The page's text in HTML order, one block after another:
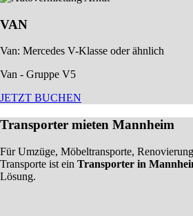
VAN
Van: Mercedes V-Klasse oder ähnlich
Van - Gruppe V5
JETZT BUCHEN
Transporter mieten Mannheim
Für Umzüge, Möbeltransporte,
Transporte ist ein Transporter in
Lösung.